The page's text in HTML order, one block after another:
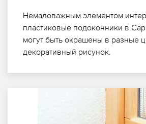
Немаловажным элементом
пластиковые подоконники в
могут быть окрашены в разные
декоративный рисунок.